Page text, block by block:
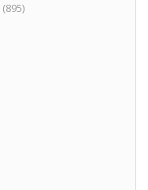
(895)